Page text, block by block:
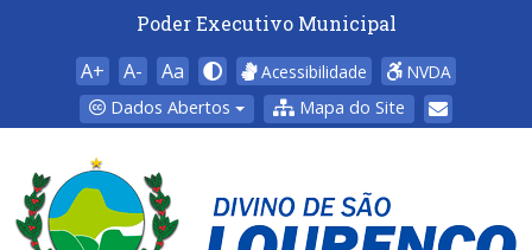
Poder Executivo Municipal
A+ A- Aa Acessibilidade
NVDA
Dados Abertos
Mapa do Site